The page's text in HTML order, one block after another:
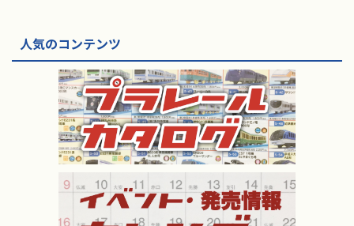
人気のコンテンツ